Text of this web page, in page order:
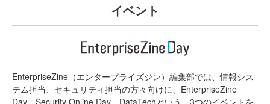
イベント
EnterpriseZine（エンタープライズジン）編集部では、情報シス
テム担当、セキュリティ担当の方々向けに、EnterpriseZine